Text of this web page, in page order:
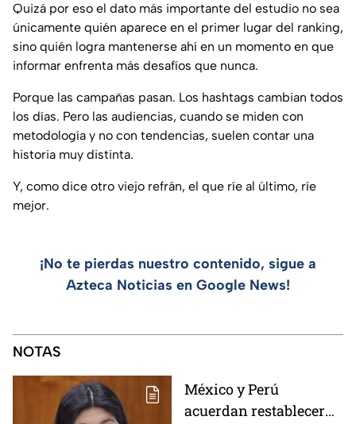
Quizá por eso el dato más importante del estudio no sea
únicamente quién aparece en el primer lugar del ranking,
sino quién logra mantenerse ahí en un momento en que
informar enfrenta más desafíos que nunca.
Porque las campañas pasan. Los hashtags cambian todos
los días. Pero las audiencias, cuando se miden con
metodología y no con tendencias, suelen contar una
historia muy distinta.
Y, como dice otro viejo refrán, el que ríe al último, ríe
mejor.
¡No te pierdas nuestro contenido, sigue a
Azteca Noticias en Google News!
NOTAS
México y Perú
acuerdan restablecer